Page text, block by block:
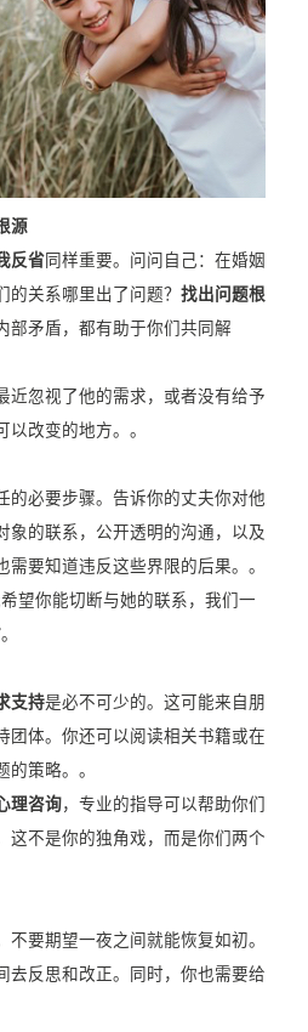
源
反省同样重要。问问自己：在婚姻
的关系哪里出了问题？ 找出问题根
部矛盾，都有助于你们共同解
近忽视了他的需求，或者没有给予
改变的地方。。
的必要步骤。告诉你的丈夫你对他
象的联系，公开透明的沟通，以及
需要知道违反这些界限的后果。。
望你能切断与她的联系，我们一
支持是必不可少的。这可能来自朋
团体。你还可以阅读相关书籍或在
策略。。
理咨询，专业的指导可以帮助你们
这不是你的独角戏，而是你们两个
不要期望一夜之间就能恢复如初。
去反思和改正。同时，你也需要给